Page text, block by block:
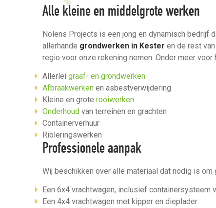
Alle kleine en middelgrote werken
Nolens Projects is een jong en dynamisch bedrijf
allerhande grondwerken in Kester en de rest
regio voor onze rekening nemen. Onder meer
Allerlei graaf- en grondwerken
Afbraakwerken en asbestverwijdering
Kleine en grote rooiwerken
Onderhoud van terreinen en grachten
Containerverhuur
Rioleringswerken
Professionele aanpak
Wij beschikken over alle materiaal dat nodig is
Een 6x4 vrachtwagen, inclusief containersysteem
Een 4x4 vrachtwagen met kipper en dieplader